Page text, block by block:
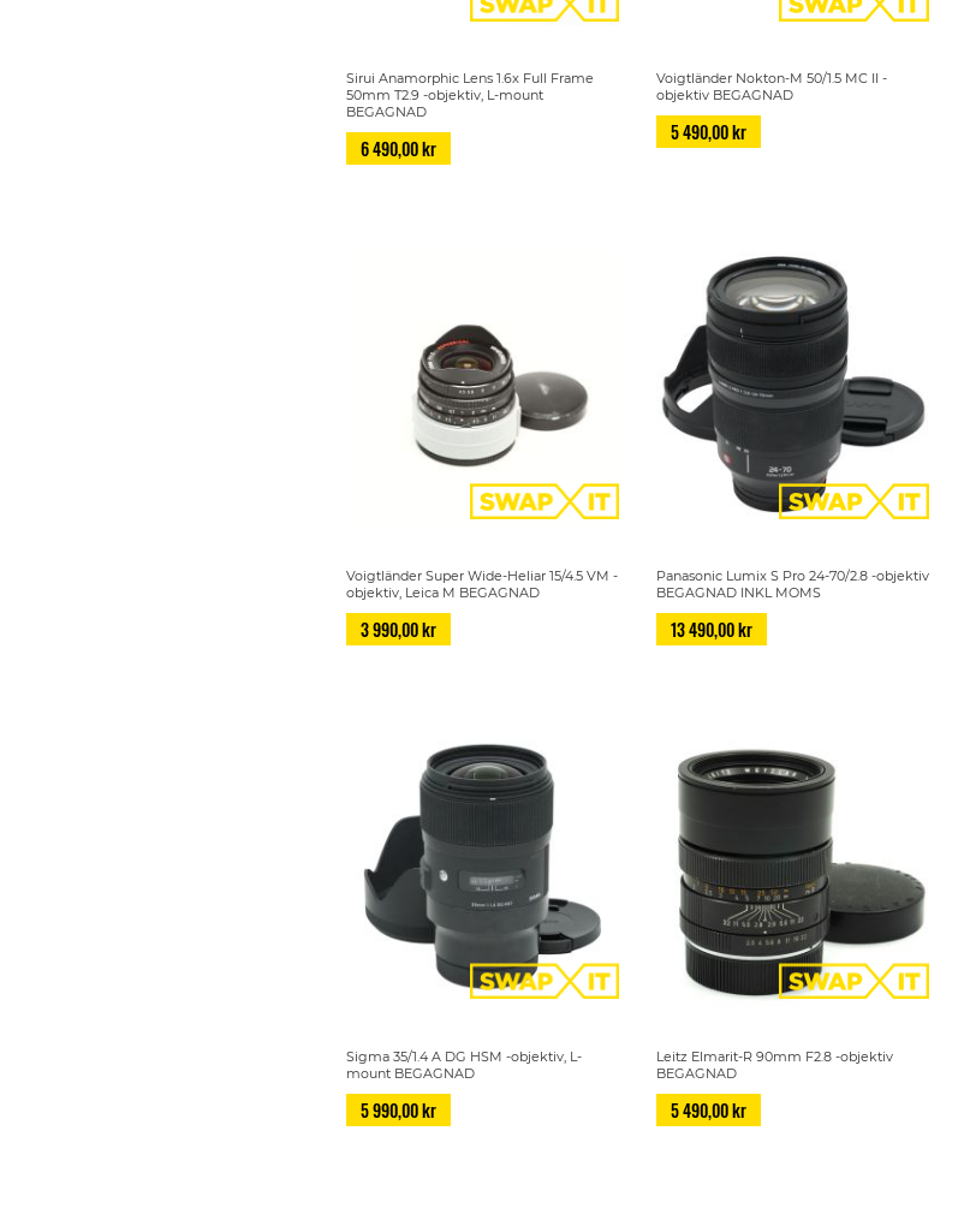
Sirui Anamorphic Lens 1.6x Full Frame
50mm T2.9 -objektiv, L-mount
BEGAGNAD
6 490,00 kr
Voigtländer Nokton-M 50/1.5 MC II -
objektiv BEGAGNAD
5 490,00 kr
Voigtländer Super Wide-Heliar 15/4.5 VM -
objektiv, Leica M BEGAGNAD
3 990,00 kr
Panasonic Lumix S Pro 24-70/2.8 -objektiv
BEGAGNAD INKL MOMS
13 490,00 kr
Sigma 35/1.4 A DG HSM -objektiv, L-
mount BEGAGNAD
5 990,00 kr
Leitz Elmarit-R 90mm F2.8 -objektiv
BEGAGNAD
5 490,00 kr